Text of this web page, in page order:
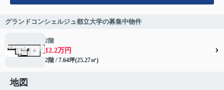
グランドコンシェルジュ都立大学の募集中物件
2階
12.2万円
2階 / 7.64坪(25.27㎡)
地図